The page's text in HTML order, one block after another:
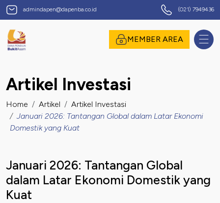
Dana Pensiun Bukit Asam
admindapen@dapenba.co.id (021) 7949436
MEMBER AREA
Induk Pegawai
Artikel Investasi
Home Artikel
Artikel Investasi
Januari 2026: Tantangan Global dalam Latar Ekonomi
Domestik yang Kuat
Januari 2026: Tantangan Global
dalam Latar Ekonomi Domestik yang
Kuat